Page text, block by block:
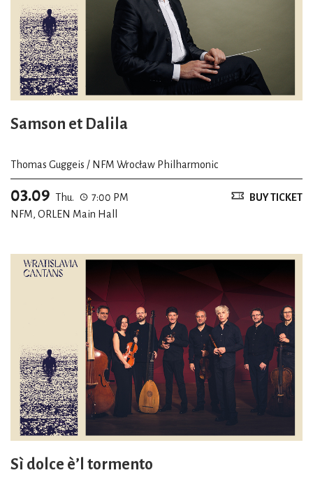
Samson et Dalila
Thomas Guggeis / NFM Wrocław Philharmonic
03.09 Thu.
7:00 PM
NFM, ORLEN Main Hall
BUY TICKET
Sì dolce è’l tormento